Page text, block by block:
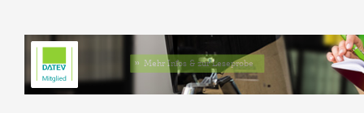
Mehr Infos & zur Leseprobe